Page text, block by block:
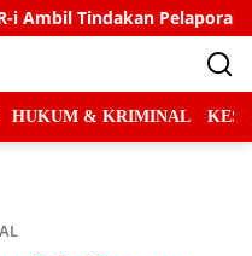
NICU RSUD Konawe
HUKUM & KRIMINAL